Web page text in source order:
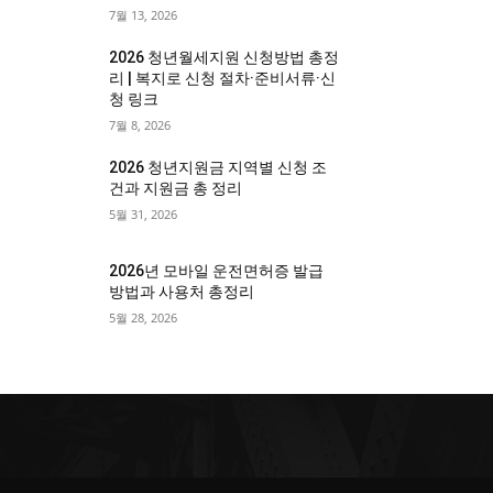
7월 13, 2026
2026 청년월세지원 신청방법 총정
리 | 복지로 신청 절차·준비서류·신
청 링크
7월 8, 2026
2026 청년지원금 지역별 신청 조
건과 지원금 총 정리
5월 31, 2026
2026년 모바일 운전면허증 발급
방법과 사용처 총정리
5월 28, 2026